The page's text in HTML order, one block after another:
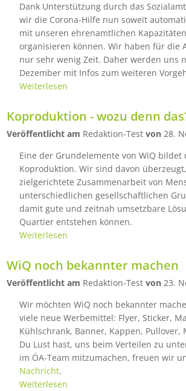
Dank Unterstützung durch das
wir die Corona-Hilfe nun soweit
mit unseren ehrenamtlichen
organisieren können. Wir haben für die
nur sehr wenig Zeit. Daher werden uns
Dezember mit Infos zum weiteren
Weiterlesen
Koproduktion - wozu denn
Veröffentlicht am Redaktion-Test von 28.
Eine der Grundelemente von WiQ bildet
Koproduktion. Wir sind davon
zielgerichtete Zusammenarbeit von
unterschiedlichen gesellschaftlichen
damit gute und zeitnah umsetzbare
Quartier entstehen können.
Weiterlesen
WiQ noch bekannter machen
Veröffentlicht am Redaktion-Test von 23.
Wir möchten WiQ noch bekannter
viele neue Werbemittel: Flyer, Sticker,
Kühlschrank, Banner, Kappen, Pullover,
Du Lust hast, uns beim Verteilen zu
im ÖA-Team mitzumachen, freuen wir
Nachricht.
Weiterlesen